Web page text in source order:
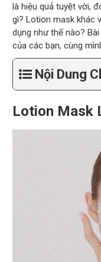
là hiệu quả tuyệt vời,
gì? Lotion mask khác
dụng như thế nào?
của các bạn, cùng
Nội Dung
Lotion Mask